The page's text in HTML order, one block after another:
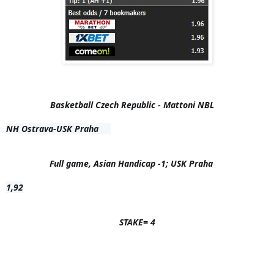
Basketball Czech Republic - Mattoni NBL
NH Ostrava-USK Praha
Full game, Asian Handicap -1; USK Praha
1,92
STAKE= 4